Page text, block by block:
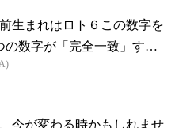
前生まれはロト６この数字を
の数字が「完全一致」する
今が変わる時かもしれませ